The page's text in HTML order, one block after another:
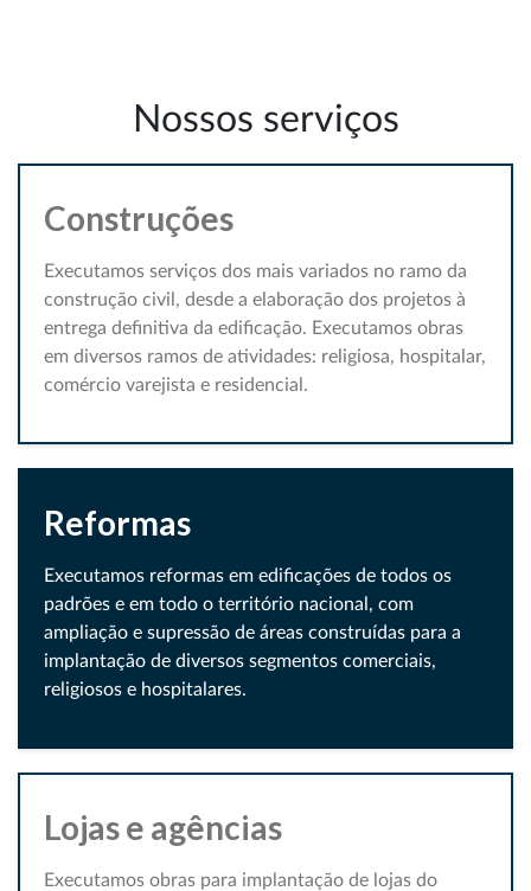
Nossos serviços
Construções
Executamos serviços dos mais variados no ramo da
construção civil, desde a elaboração dos projetos à
entrega definitiva da edificação. Executamos obras
em diversos ramos de atividades: religiosa, hospitalar,
comércio varejista e residencial.
Reformas
Executamos reformas em edificações de todos os
padrões e em todo o território nacional, com
ampliação e supressão de áreas construídas para a
implantação de diversos segmentos comerciais,
religiosos e hospitalares.
Lojas e agências
Executamos obras para implantação de lojas do